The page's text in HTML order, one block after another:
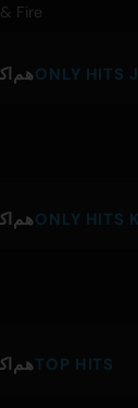
Fire
ONLY HITS
ONLY HITS
TOP HITS